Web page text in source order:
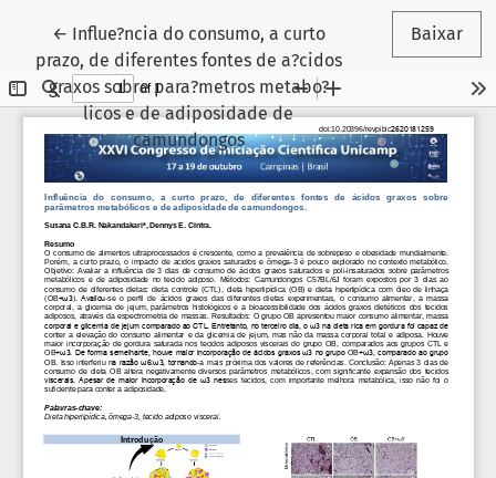
← Voltar aos Detalhes do Artigo
Influe?ncia do consumo, a curto
prazo, de diferentes fontes de a?cidos
graxos sobre para?metros metabo?
licos e de adiposidade de
camundongos
Baixar